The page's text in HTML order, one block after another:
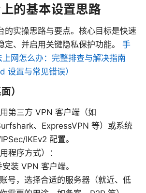
的基本设置思路
的实操思路与要点。核心目标是快速
定、并启用关键隐私保护功能。 手
网怎么办：完整排查与解决指南
设置与常见错误）
）
第三方 VPN 客户端（如
、ExpressVPN 等）或系统
IKEv2 配置。
程序方式）：
装 VPN 客户端。
号，选择合适的服务器（就近、低